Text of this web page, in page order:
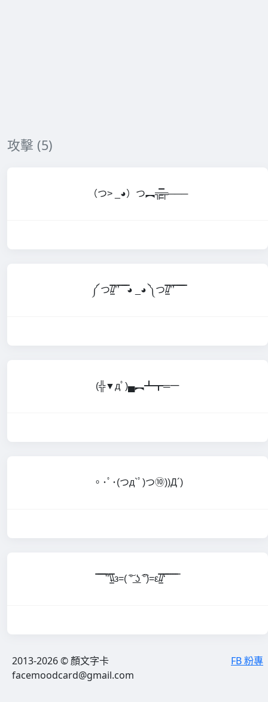
攻擊 (5)
（つ> _◕）つ︻╦̵̵͇̿̿̿̿╤───
༼ つ/̵͇̿̿/’̿’̿ ̿ ̿̿ ̿̿◕ _◕ ༽つ/̵͇̿̿/’̿’̿ ̿ ̿̿ ̿̿ ̿̿
(╬▼дﾟ)▄︻┻┳═一
。･ﾟ･(つд`ﾟ)つ⑩))Д´)
̿̿ ̿̿ ̿̿ ̿'̿’\̵͇̿̿\з=( ͠° ͟ʖ ͡°)=ε/̵͇̿̿/‘̿̿ ̿ ̿ ̿ ̿ ̿
2013-2026 © 顏文字卡
facemoodcard@gmail.com
FB 粉專